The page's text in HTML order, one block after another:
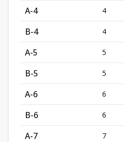
A-4 4
B-4 4
A-5 5
B-5 5
A-6 6
B-6 6
A-7 7